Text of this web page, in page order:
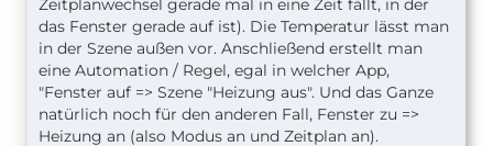
Zeitplanwechsel gerade mal in eine Zeit fällt, in der
das Fenster gerade auf ist). Die Temperatur lässt man
in der Szene außen vor. Anschließend erstellt man
eine Automation / Regel, egal in welcher App,
"Fenster auf => Szene "Heizung aus". Und das Ganze
natürlich noch für den anderen Fall, Fenster zu =>
Heizung an (also Modus an und Zeitplan an).